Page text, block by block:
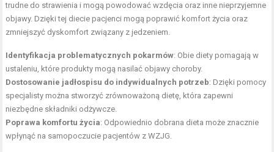
trudne do strawienia i mogą powodować wzdęcia oraz inne nieprzyjemne
objawy. Dzięki tej diecie pacjenci mogą poprawić komfort życia oraz
zmniejszyć dyskomfort związany z jedzeniem.
Identyfikacja problematycznych pokarmów: Obie diety pomagają w
ustaleniu, które produkty mogą nasilać objawy choroby.
Dostosowanie jadłospisu do indywidualnych potrzeb: Dzięki pomocy
specjalisty można stworzyć zrównoważoną dietę, która zapewni
niezbędne składniki odżywcze.
Poprawa komfortu życia: Odpowiednio dobrana dieta może znacznie
wpłynąć na samopoczucie pacjentów z WZJG.